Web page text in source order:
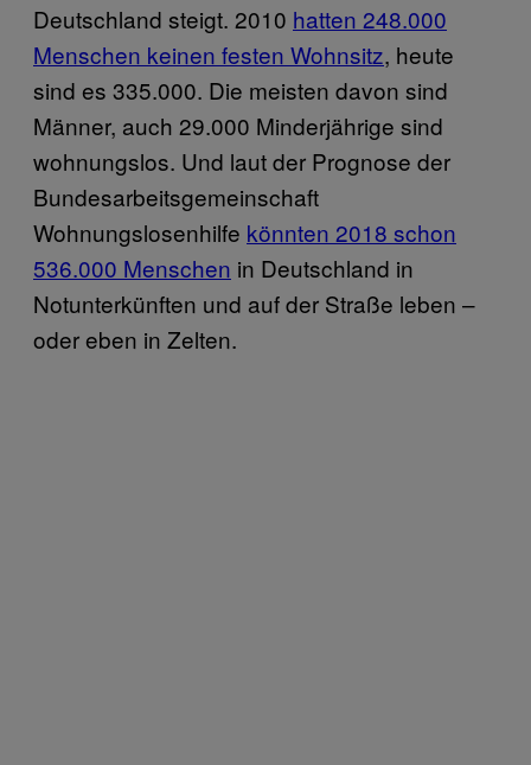
Deutschland steigt. 2010 hatten 248.000
Menschen keinen festen Wohnsitz, heute
sind es 335.000. Die meisten davon sind
Männer, auch 29.000 Minderjährige sind
wohnungslos. Und laut der Prognose der
Bundesarbeitsgemeinschaft
Wohnungslosenhilfe könnten 2018 schon
536.000 Menschen in Deutschland in
Notunterkünften und auf der Straße leben –
oder eben in Zelten.